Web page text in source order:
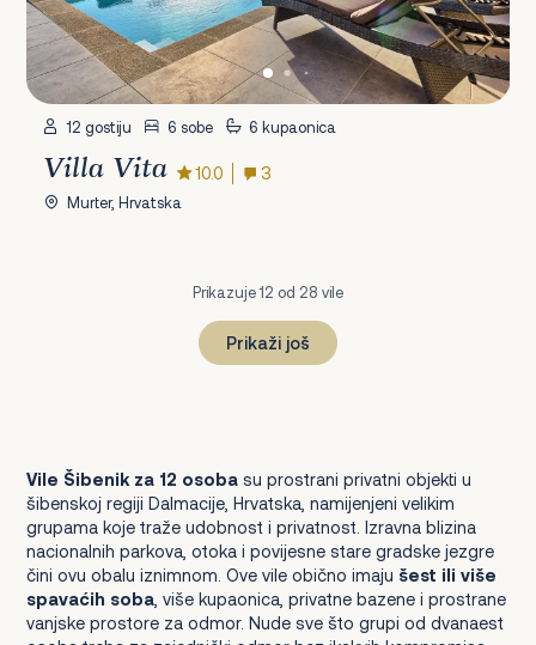
12 gostiju 6 sobe 6 kupaonica
Villa Vita 10.0 3
Murter, Hrvatska
Prikazuje 12 od 28 vile
Prikaži još
Vile Šibenik za 12 osobasu prostrani privatni objekti u
šibenskoj regiji Dalmacije, Hrvatska, namijenjeni velikim
grupama koje traže udobnost i privatnost. Izravna blizina
nacionalnih parkova, otoka i povijesne stare gradske jezgre
čini ovu obalu iznimnom. Ove vile obično imaju šest ili više
spavaćih soba, više kupaonica, privatne bazene i prostrane
vanjske prostore za odmor. Nude sve što grupi od dvanaest